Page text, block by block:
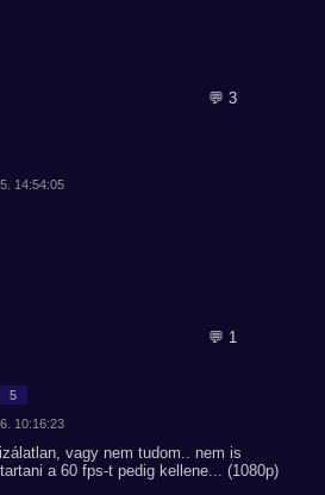
💬 3
14:54:05
💬 1
5
10:16:23
vagy nem tudom.. nem is
a 60 fps-t pedig kellene... (1080p)